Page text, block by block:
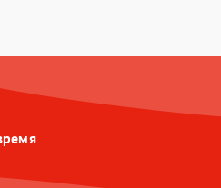
500 ₽